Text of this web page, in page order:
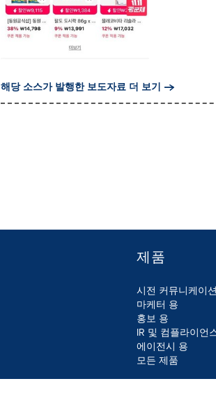
해당 소스가 발행한 보도자료 더 보기
제품
시전 커뮤니케이
마케터 용
홍보 용
IR 및 컴플라이언
에이전시 용
모든 제품